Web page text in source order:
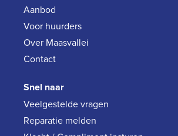
Aanbod
Voor huurders
Over Maasvallei
Contact
Snel naar
Veelgestelde vragen
Reparatie melden